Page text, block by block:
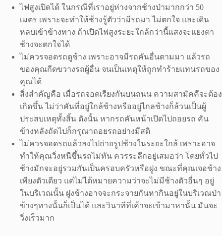
ไฟสูงเปิดได้ ในกรณีที่เราอยู่ห่างจากช้างป่ามากกว่า 50
เมตร เพราะจะทำให้ช้างรู้ตัวว่ามีรถมา ไม่ตกใจ และเดิน
หลบเข้าข้างทาง ถ้าเปิดไฟสูงระยะใกล้กว่านี้แสงจะแยงตา
ช้างจะตกใจได้
ไม่ควรจอดรถดูช้าง เพราะอาจมีรถคันอื่นตามมา แล้วรถ
ของคุณกีดขวางรถผู้อื่น จนเป็นเหตุให้ถูกทำร้ายแทนรถของ
คุณได้
สิ่งสำคัญคือ เมื่อรถจอดเรียงกันบนถนน ความสามัคคีจะต้อง
เกิดขึ้น ไม่ว่าคันที่อยู่ใกล้ช้างหรืออยู่ไกลช้างก็ล้วนเป็นผู้
ประสบเหตุทั้งสิ้น ดังนั้น หากรถคันหน้าเปิดไปถอยรถ คัน
ข้างหลังถัดไปก็กรุณาถอยรถอย่างมีสติ
ไม่ควรจอดรถแล้วลงไปถ่ายรูปช้างในระยะใกล้ เพราะอาจ
ทำให้คุณวิ่งหนีขึ้นรถไม่ทัน ควรระลึกอยู่เสมอว่า โดยทั่วไป
ช้างมักจะอยู่รวมกันเป็นครอบครัวหรือฝูง ขณะที่คุณเจอช้าง
เพียงตัวเดียว แต่ไม่ได้หมายความว่าจะไม่มีช้างตัวอื่นๆ อยู่
ในบริเวณนั้น ฝูงช้างอาจจะกระจายกันหากินอยู่ในบริเวณป่า
ข้างๆทางนั้นก็เป็นได้ และวินาทีที่เค้าจะเข้ามาหานั้น มันจะ
วิ่งเร็วมาก